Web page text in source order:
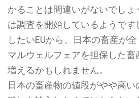
かることは間違いがないでしょ
は調査を開始しているようです
したいEUから、日本の畜産が
マルウェルフェアを担保した畜
増えるかもしれません。
日本の畜産物の値段がやや高